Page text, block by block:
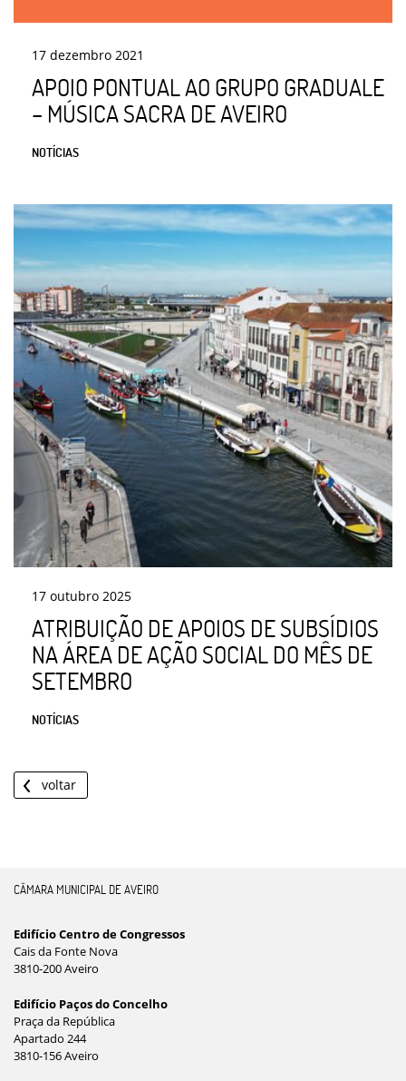
17 dezembro 2021
APOIO PONTUAL AO GRUPO GRADUALE
– MÚSICA SACRA DE AVEIRO
NOTÍCIAS
17 outubro 2025
ATRIBUIÇÃO DE APOIOS DE SUBSÍDIOS
NA ÁREA DE AÇÃO SOCIAL DO MÊS DE
SETEMBRO
NOTÍCIAS
voltar
CÂMARA MUNICIPAL DE AVEIRO
Edifício Centro de Congressos
Cais da Fonte Nova
3810-200 Aveiro
Edifício Paços do Concelho
Praça da República
Apartado 244
3810-156 Aveiro